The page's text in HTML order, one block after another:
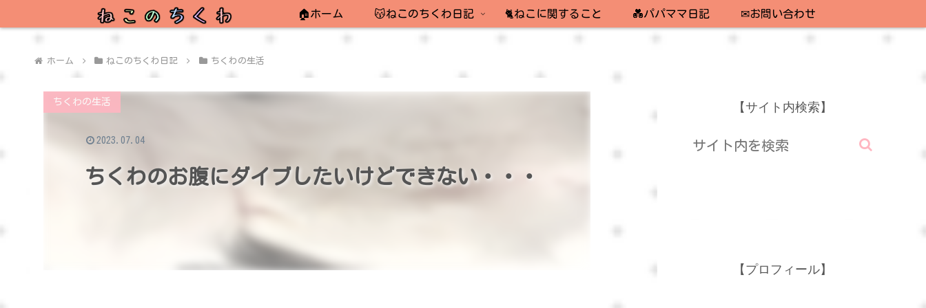
🏠ホーム 😽ねこのちくわ日記 🐈ねこに関すること 💑パパママ日記 ✉お問い合わせ
ホーム ねこのちくわ日記 ちくわの生活
ちくわのお腹にダイブしたいけどできない・・・
ちくわの生活
2023.07.04
【サイト内検索】
【プロフィール】